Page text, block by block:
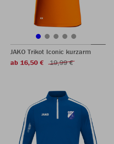
JAKO Trikot Iconic kurzarm
ab 16,50 €
19,99 €